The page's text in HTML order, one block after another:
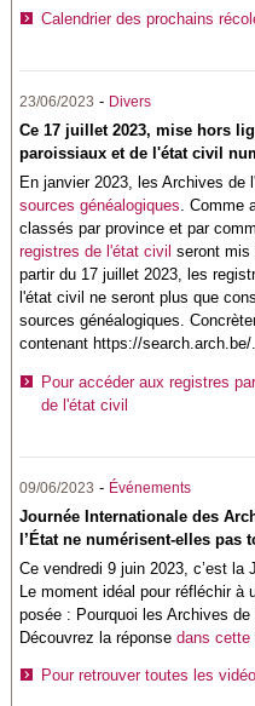
Calendrier des prochains
23/06/2023 - Divers
Ce 17 juillet 2023, mise hors
paroissiaux et de l'état civil
En janvier 2023, les Archives
sources généalogiques. Comme
classés par province et par
registres de l'état civil seront mis
partir du 17 juillet 2023, les
l'état civil ne seront plus que
sources généalogiques.
contenant https://
Pour accéder aux registres
de l'état civil
09/06/2023 - Événements
Journée Internationale des
l’État ne numérisent-elles pas
Ce vendredi 9 juin 2023, c’est la
Le moment idéal pour réfléchir à
posée : Pourquoi les Archives
Découvrez la réponsedans cette
Pour retrouver toutes les